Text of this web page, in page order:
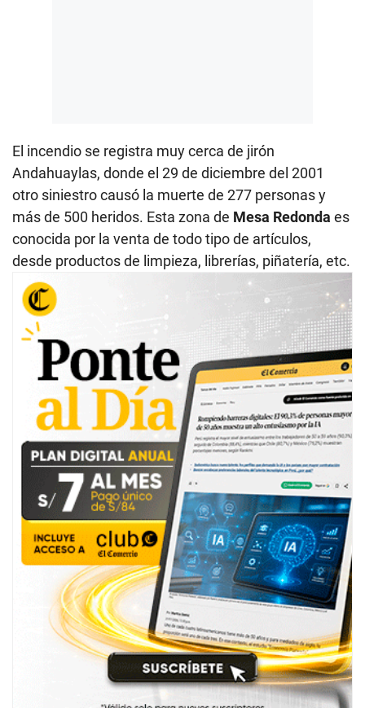
El incendio se registra muy cerca de jirón
Andahuaylas, donde el 29 de diciembre del 2001
otro siniestro causó la muerte de 277 personas y
más de 500 heridos. Esta zona de Mesa Redonda es
conocida por la venta de todo tipo de artículos,
desde productos de limpieza, librerías, piñatería, etc.